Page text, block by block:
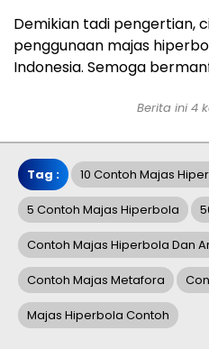
Demikian tadi pengertian,
penggunaan majas
Indonesia. Semoga
Berita ini 4
Tag : 10 Contoh Majas
5 Contoh Majas Hiperbola
Contoh Majas Hiperbola Dan
Contoh Majas Metafora
Majas Hiperbola Contoh